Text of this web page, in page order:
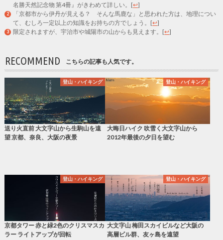
名勝天然記念物 第4冊』がきわめて詳しい。 [↩]
「京都市から伊丹が見える？ そんな馬鹿な」と思われた方は、地理につい
て、むしろ一定以上の知識をお持ちの方でしょう。 [↩]
限定されますが、宇治市や城陽市の山からも見えます。 [↩]
RECOMMEND こちらの記事も人気です。
登山・ハイキング
送り火直前 大文字山から生駒山を遠
望 京都、奈良、大阪の夜景
登山・ハイキング
大晦日ハイク 吹雪く大文字山から
2012年最後の夕日を望む
登山・ハイキング
京都タワー 赤と緑2色のクリスマスカ
ラー ライトアップが回転
登山・ハイキング
大文字山 梅田スカイビルなど大阪の
高層ビル群、友ヶ島を遠望